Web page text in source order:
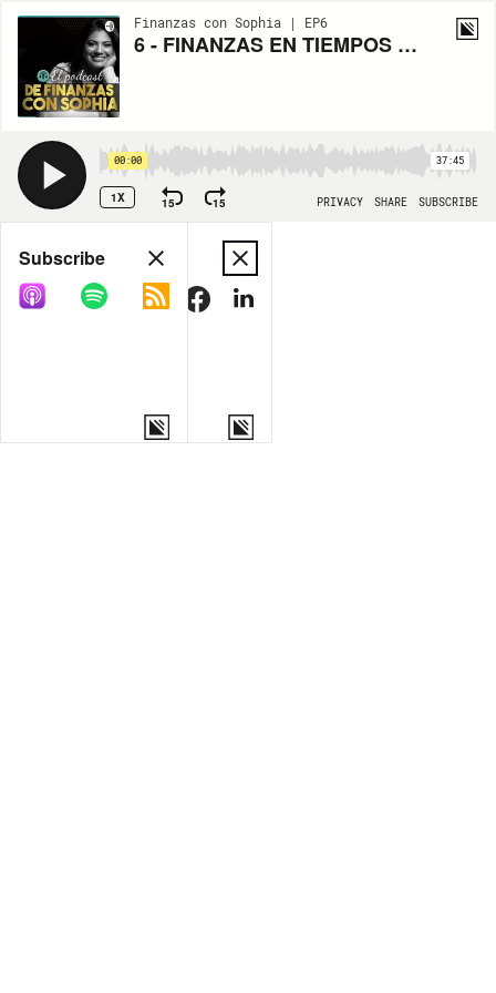
Finanzas con Sophia | EP6
6 - FINANZAS EN TIEMPOS DE INCERTIDUMBRE
00:00 37:45
1X 15 15 PRIVACY SHARE SUBSCRIBE
Share
COPY LINK
Subscribe